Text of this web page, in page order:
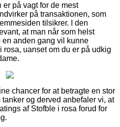
er på vagt for de mest
på transaktionen, som
tilsikrer. I den
at man når som helst
anden gang vil kunne
uanset om du er på udkig
chancer for at betragte en stor
og derved anbefaler vi, at
af Stofble i rosa forud for